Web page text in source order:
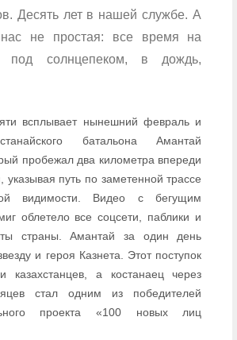
Десять лет в нашей службе. А
не простая: все время на
солнцепеком, в дождь,
всплывает нынешний февраль и
батальона Амантай
пробежал два километра впереди
путь по заметенной трассе
видимости. Видео с бегущим
облетело все соцсети, паблики и
страны. Амантай за один день
и героя Казнета. Этот поступок
казахстанцев, а костанаец через
стал одним из победителей
проекта «100 новых лиц